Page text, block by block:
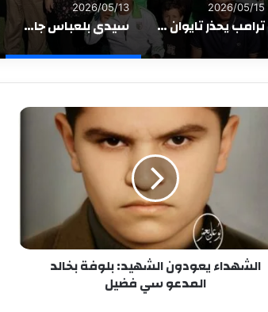
2026/05/15
ترامب يحذر تايوان من إعلان الاستقلال بعد زيارته إلى الصين
2026/05/13
سيدي بلعباس جامعة “جيلالي ليابس” تختتم دورتها الرياضية في أجواء احتفالية وتكرّم متقاعديها بلمسة وفاء
الشهداء يعودون الشهيد: بلوفة بخالد
المدعو سي فضيل